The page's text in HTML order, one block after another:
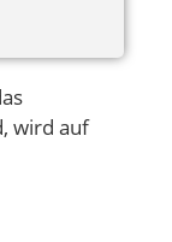
wird auf